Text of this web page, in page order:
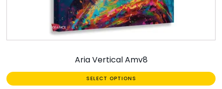
Aria Vertical Amv8
SELECT OPTIONS